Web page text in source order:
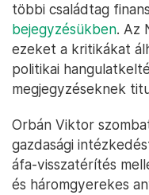
többi családtag
bejegyzésükben. Az
ezeket a kritikákat
politikai
megjegyzéseknek
Orbán Viktor
gazdasági
áfa-visszatérítés
és háromgyerekes